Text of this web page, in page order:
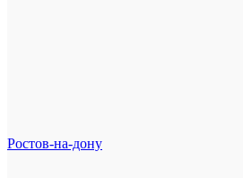
Ростов-на-дону